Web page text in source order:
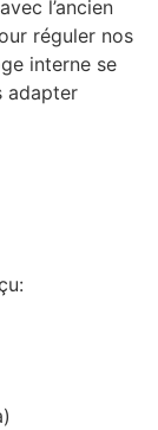
l’ancien
réguler nos
interne se
adapter